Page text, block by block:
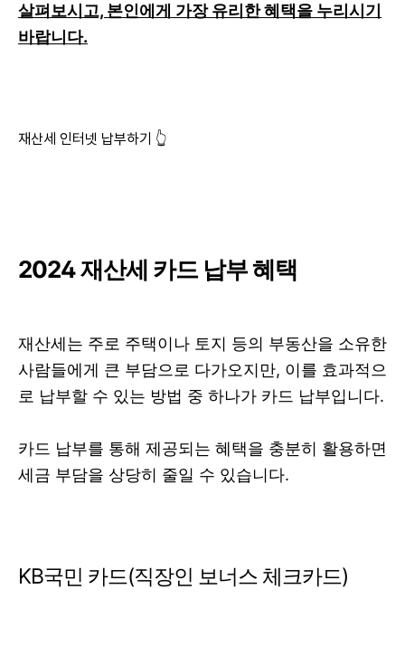
살펴보시고, 본인에게 가장 유리한 혜택을 누리시기
바랍니다.
재산세 인터넷 납부하기 👆
2024 재산세 카드 납부 혜택
재산세는 주로 주택이나 토지 등의 부동산을 소유한
사람들에게 큰 부담으로 다가오지만, 이를 효과적으
로 납부할 수 있는 방법 중 하나가 카드 납부입니다.
카드 납부를 통해 제공되는 혜택을 충분히 활용하면
세금 부담을 상당히 줄일 수 있습니다.
KB국민 카드(직장인 보너스 체크카드)